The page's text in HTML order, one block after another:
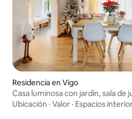
Residencia en Vigo
Casa luminosa con jardín, sala de
Ubicación · Valor · Espacios